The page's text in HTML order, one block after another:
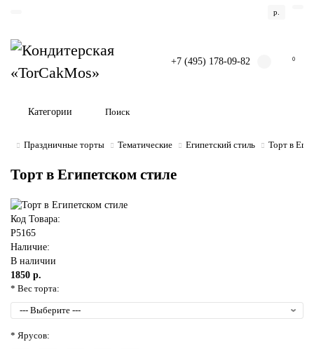
р.
+7 (495) 178-09-82 0
Категории
Праздничные торты Тематические Египетский стиль Торт в
Торт в Египетском стиле
Код Товара:
P5165
Наличие:
В наличии
1850 р.
* Вес торта:
* Ярусов: